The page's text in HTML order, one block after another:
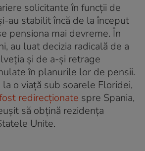
solicitante în funcții de
au stabilit încă de la început
pensiona mai devreme. În
au luat decizia radicală de a
și de a-și retrage
în planurile lor de pensii.
o viață sub soarele Floridei,
redirecționate spre Spania,
să obțină rezidența
Unite.